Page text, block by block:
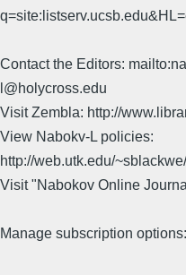
Contact the Editors:
l@holycross.edu
Visit Zembla: http://
View Nabokv-L policies:
http://web.utk.edu/
Visit "Nabokov Online
Manage subscription